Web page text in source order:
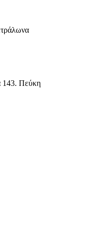
Πεύκη